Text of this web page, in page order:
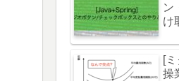
ン
け
[
操